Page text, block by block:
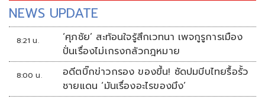
NEWS UPDATE
8:21 น.
‘ศุภชัย’ สะท้อนใจรู้สึกเวทนา เพจกูรูการเมือง
ปั่นเรื่องไม่เกรงกลัวกฎหมาย
8:00 น.
อดีตบิ๊กข่าวกรอง ของขึ้น! ซัดปมบีบไทยรื้อรั้ว
ชายแดน ‘มันเรื่องอะไรของมึง’